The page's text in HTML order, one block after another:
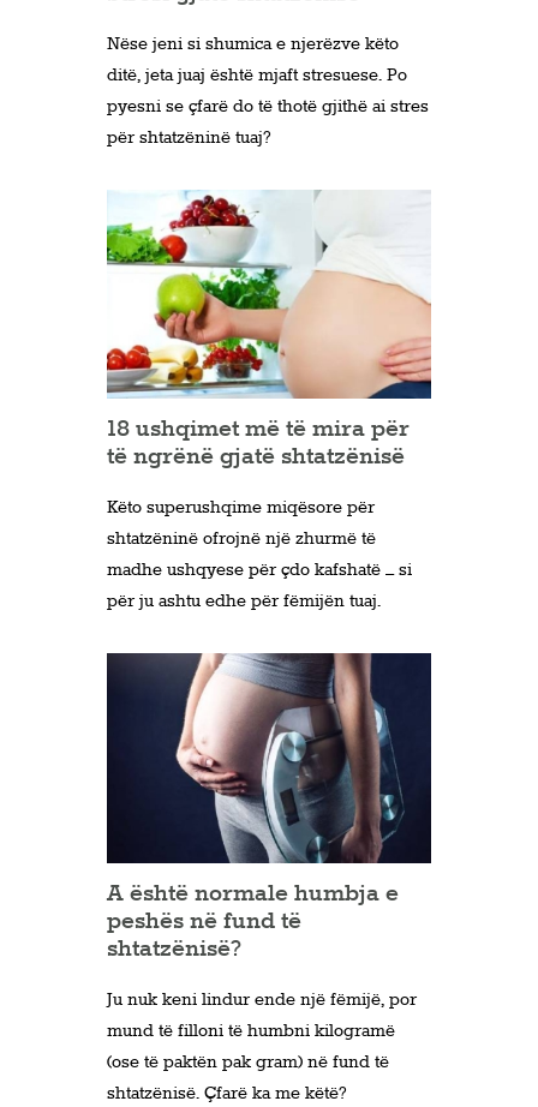
Nëse jeni si shumica e njerëzve këto
ditë, jeta juaj është mjaft stresuese. Po
pyesni se çfarë do të thotë gjithë ai stres
për shtatzëninë tuaj?
18 ushqimet më të mira për
të ngrënë gjatë shtatzënisë
Këto superushqime miqësore për
shtatzëninë ofrojnë një zhurmë të
madhe ushqyese për çdo kafshatë – si
për ju ashtu edhe për fëmijën tuaj.
A është normale humbja e
peshës në fund të
shtatzënisë?
Ju nuk keni lindur ende një fëmijë, por
mund të filloni të humbni kilogramë
(ose të paktën pak gram) në fund të
shtatzënisë. Çfarë ka me këtë?